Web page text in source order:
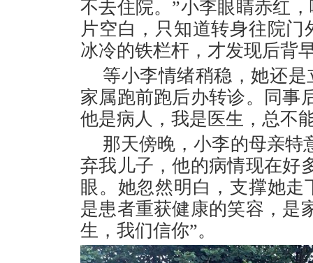
不去住院。”小李眼睛赤红
片空白，只知道转身往院
冰冷的铁栏杆，才发现后背
等小李情绪稍稳，她还
家属跑前跑后办转诊。同事
他是病人，我是医生，总不
那天傍晚，小李的母亲特
弃我儿子，他的病情现在好
眼。她忽然明白，支撑她
是患者重获健康的笑容，是
生，我们信你”。